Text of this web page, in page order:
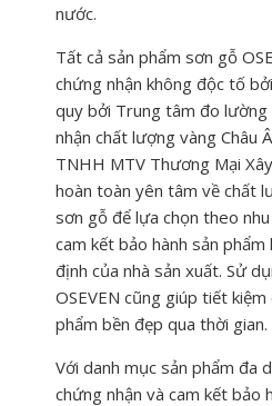
nước.
Tất cả sản phẩm sơn gỗ
chứng nhận không độc tố
quy bởi Trung tâm đo
nhận chất lượng vàng Châu
TNHH MTV Thương Mại
hoàn toàn yên tâm về chất
sơn gỗ để lựa chọn theo
cam kết bảo hành sản
định của nhà sản xuất. Sử
OSEVEN cũng giúp tiết
phẩm bền đẹp qua thời gian.
Với danh mục sản phẩm đa
chứng nhận và cam kết bảo